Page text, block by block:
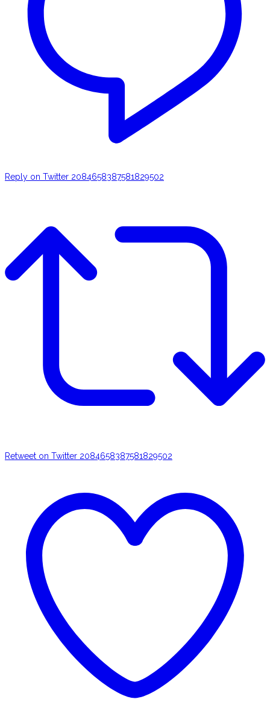
Reply on Twitter 2084658387581829502
Retweet on Twitter 2084658387581829502